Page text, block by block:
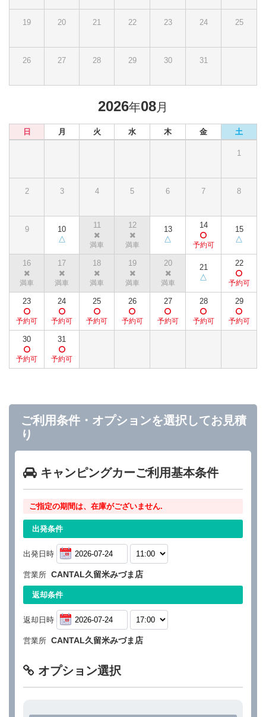
19 20 21 22 23 24 25
26 27 28 29 30 31
2026年08月
日 月 火 水 木 金 土
1
2 3 4 5 6 7 8
9 10 11 12 13 14 15
16 17 18 19 20 21 22
23 24 25 26 27 28 29
30 31
ご利用条件・オプションを選択してお見積
り
キャンピングカーご利用基本条件
ご指定の期間は、在庫がございません.
出発条件
出発日時
営業所 CANTAL久留米みづま店
返却条件
返却日時
営業所 CANTAL久留米みづま店
オプション選択